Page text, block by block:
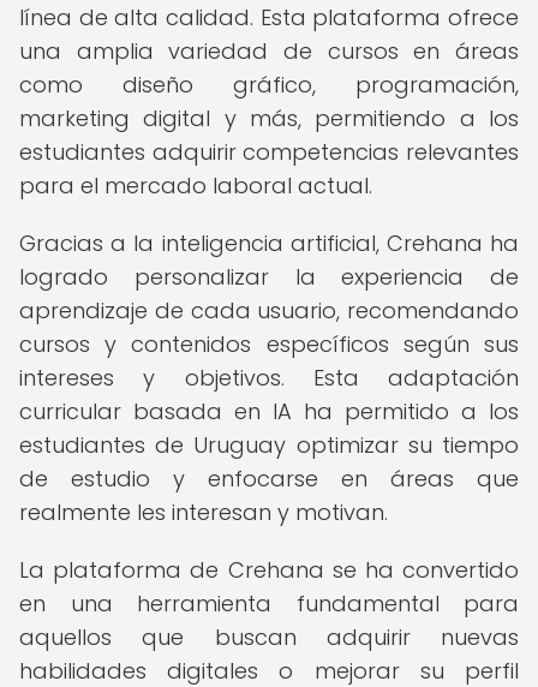
línea de alta calidad. Esta plataforma ofrece
una amplia variedad de cursos en áreas
como diseño gráfico, programación,
marketing digital y más, permitiendo a los
estudiantes adquirir competencias relevantes
para el mercado laboral actual.
Gracias a la inteligencia artificial, Crehana ha
logrado personalizar la experiencia de
aprendizaje de cada usuario, recomendando
cursos y contenidos específicos según sus
intereses y objetivos. Esta adaptación
curricular basada en IA ha permitido a los
estudiantes de Uruguay optimizar su tiempo
de estudio y enfocarse en áreas que
realmente les interesan y motivan.
La plataforma de Crehana se ha convertido
en una herramienta fundamental para
aquellos que buscan adquirir nuevas
habilidades digitales o mejorar su perfil